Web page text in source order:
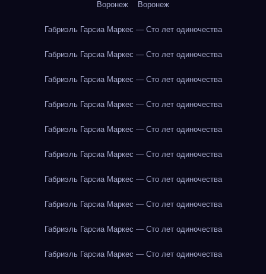
Воронеж Воронеж
Габриэль Гарсиа Маркес — Сто лет одиночества
Габриэль Гарсиа Маркес — Сто лет одиночества
Габриэль Гарсиа Маркес — Сто лет одиночества
Габриэль Гарсиа Маркес — Сто лет одиночества
Габриэль Гарсиа Маркес — Сто лет одиночества
Габриэль Гарсиа Маркес — Сто лет одиночества
Габриэль Гарсиа Маркес — Сто лет одиночества
Габриэль Гарсиа Маркес — Сто лет одиночества
Габриэль Гарсиа Маркес — Сто лет одиночества
Габриэль Гарсиа Маркес — Сто лет одиночества